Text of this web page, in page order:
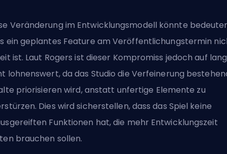
Veränderung im Entwicklungsmodell könnte
ein geplantes Feature am Veröffentlichungstermin
ist. Laut Rogers ist dieser Kompromiss jedoch auf
lohnenswert, da das Studio die Verfeinerung
priorisieren wird, anstatt unfertige Elemente zu
Dies wird sicherstellen, dass das Spiel keine
Funktionen hat, die mehr Entwicklungszeit
brauchen sollen.